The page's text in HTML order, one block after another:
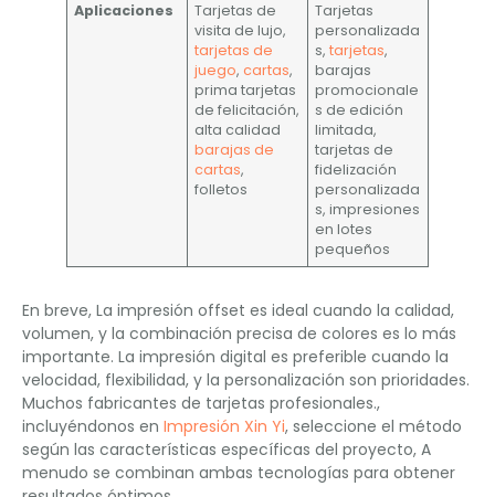
Aplicaciones
Tarjetas de
visita de lujo,
tarjetas de
juego,cartas,
prima tarjetas
de felicitación,
alta calidad
barajas de
cartas,
folletos
Tarjetas
personalizada
s,tarjetas,
barajas
promocionale
s de edición
limitada,
tarjetas de
fidelización
personalizada
s, impresiones
en lotes
pequeños
En breve, La impresión offset es ideal cuando la calidad,
volumen, y la combinación precisa de colores es lo más
importante. La impresión digital es preferible cuando la
velocidad, flexibilidad, y la personalización son prioridades.
Muchos fabricantes de tarjetas profesionales.,
incluyéndonos en Impresión Xin Yi, seleccione el método
según las características específicas del proyecto, A
menudo se combinan ambas tecnologías para obtener